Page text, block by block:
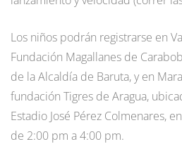
Los niños podrán registrarse en
Fundación Magallanes de
de la Alcaldía de Baruta, y en
fundación Tigres de Aragua,
Estadio José Pérez Colmenares,
de 2:00 pm a 4:00 pm.